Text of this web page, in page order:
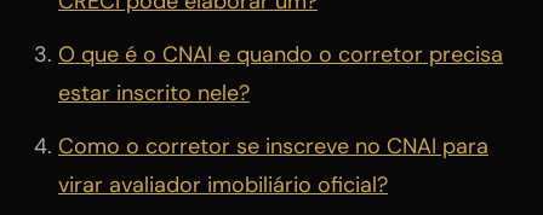
O que é o CNAI e quando o corretor precisa
estar inscrito nele?
Como o corretor se inscreve no CNAI para
virar avaliador imobiliário oficial?